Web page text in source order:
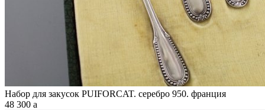
Набор для закусок PUIFORCAT. серебро 950. франция
48 300 a